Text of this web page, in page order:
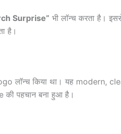
Surprise” भी लॉन्च करता है।
है।
लॉन्च किया था। यह modern,
की पहचान बना हुआ है।